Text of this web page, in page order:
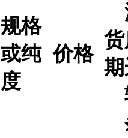
规格
或纯
度
价格
货
期